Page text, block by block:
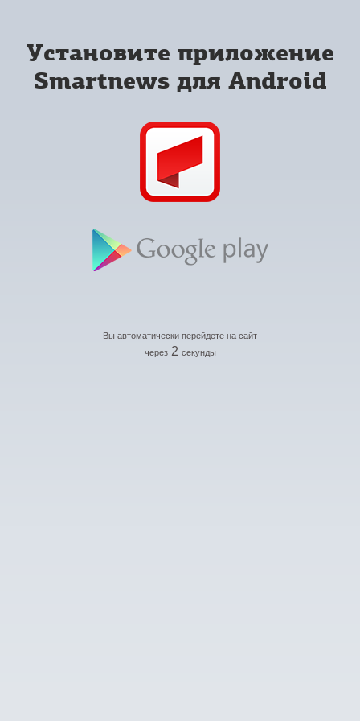
Установите приложение
Smartnews для Android
Вы автоматически перейдете на сайт
через 2 секунды